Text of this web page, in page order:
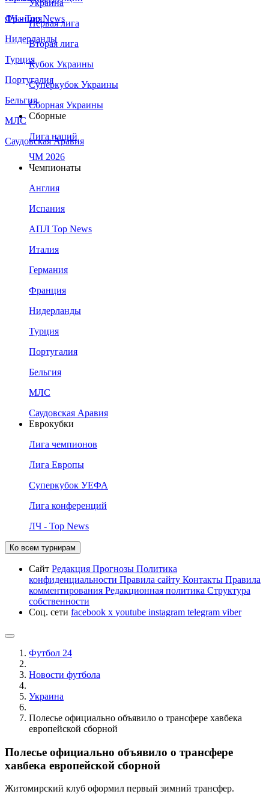
Франция
Нидерланды
Турция
Португалия
Бельгия
МЛС
Саудовская Аравия
ЛЧ - Top News
Украина
Первая лига
Вторая лига
Кубок Украины
Суперкубок Украины
Сборная Украины
Сборные
Лига наций
ЧМ 2026
Чемпионаты
Англия
Испания
АПЛ Top News
Италия
Германия
Франция
Нидерланды
Турция
Португалия
Бельгия
МЛС
Саудовская Аравия
Еврокубки
Лига чемпионов
Лига Европы
Суперкубок УЕФА
Лига конференций
ЛЧ - Top News
Ко всем турнирам
Сайт Редакция Прогнозы Политика
конфиденциальности Правила сайту Контакты Правила
комментирования Редакционная политика Структура
собственности
Соц. сети facebook x youtube instagram telegram viber
Футбол 24
Новости футбола
Украина
Полесье официально объявило о трансфере хавбека
европейской сборной
Полесье официально объявило о трансфере
хавбека европейской сборной
Житомирский клуб оформил первый зимний трансфер.